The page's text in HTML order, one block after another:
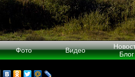
Фото Видео
Блог